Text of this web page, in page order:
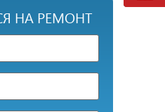
НА РЕМОНТ